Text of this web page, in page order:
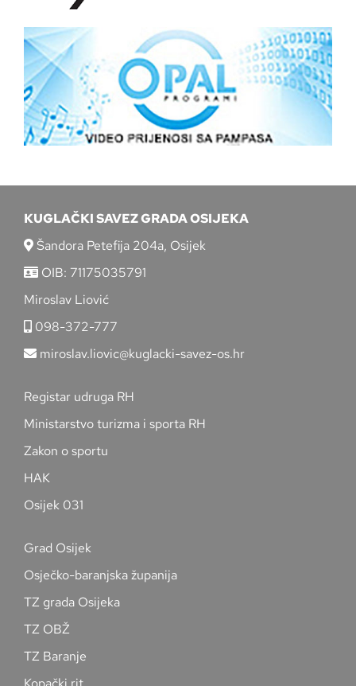
KUGLAČKI SAVEZ GRADA OSIJEKA
Šandora Petefija 204a, Osijek
OIB: 71175035791
Miroslav Liović
098-372-777
miroslav.liovic@kuglacki-savez-os.hr
Registar udruga RH
Ministarstvo turizma i sporta RH
Zakon o sportu
HAK
Osijek 031
Grad Osijek
Osječko-baranjska županija
TZ grada Osijeka
TZ OBŽ
TZ Baranje